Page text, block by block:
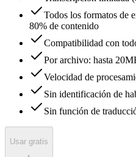
Todos los formatos de
80% de contenido
Compatibilidad con
Por archivo: hasta
Velocidad de
Sin identificación de
Sin función de
Usar gratis